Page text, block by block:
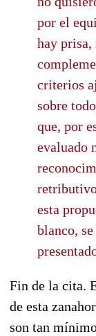
por el
hay prisa,
criterios
sobre
que, por
evaluado
esta
blanco,
Fin de la cita.
de esta
son tan